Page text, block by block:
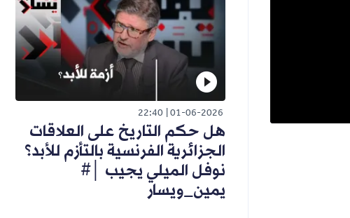
01-06-2026
22:40
هل حكم التاريخ على العلاقات
الجزائرية الفرنسية بالتأزم للأبد؟
نوفل الميلي يجيب │#
يمين_ويسار